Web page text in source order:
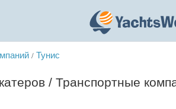
/ Тунис
/ Транспортные